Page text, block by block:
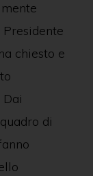
chiesto e
di